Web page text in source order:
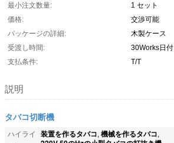
最小注文数量:
1 セット
価格:
交渉可能
パッケージの詳細:
木製ケース
受渡し時間:
30Works日付
支払条件:
T/T
説明
タバコ切断機
ハイライ
装置を作るタバコ, 機械を作るタバコ,